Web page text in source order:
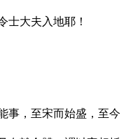
士大夫入地耶！
，至宋而始盛，至今